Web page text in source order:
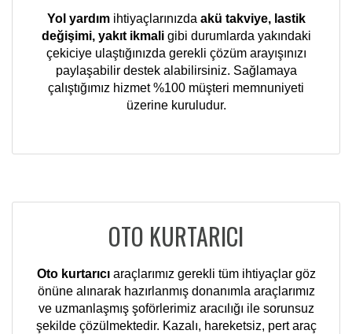
Yol yardımihtiyaçlarınızda akü takviye, lastik
değişimi, yakıt ikmaligibi durumlarda yakındaki
çekiciye ulaştığınızda gerekli çözüm arayışınızı
paylaşabilir destek alabilirsiniz. Sağlamaya
çalıştığımız hizmet %100 müşteri memnuniyeti
üzerine kuruludur.
OTO KURTARICI
Oto kurtarıcıaraçlarımız gerekli tüm ihtiyaçlar göz
önüne alınarak hazırlanmış donanımla araçlarımız
ve uzmanlaşmış şoförlerimiz aracılığı ile sorunsuz
şekilde çözülmektedir. Kazalı, hareketsiz, pert araç